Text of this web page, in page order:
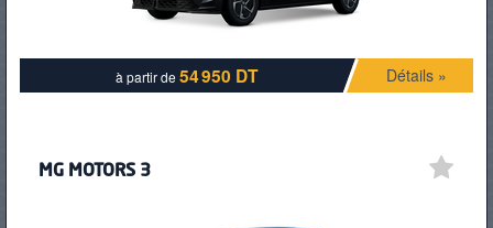
à partir de54 950 DT Détails »
MG MOTORS 3